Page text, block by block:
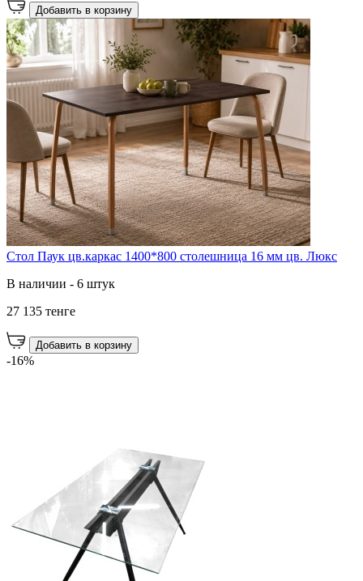
Добавить в корзину
Стол Паук цв.каркас 1400*800 столешница 16 мм цв. Люкс
В наличии - 6 штук
27 135 тенге
Добавить в корзину
-16%